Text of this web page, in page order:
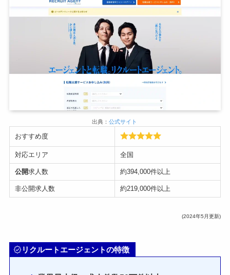
出典：公式サイト
おすすめ度
対応エリア 全国
公開求人数 約394,000件以上
非公開求人数 約219,000件以上
(2024年5月更新)
リクルートエージェントの特徴